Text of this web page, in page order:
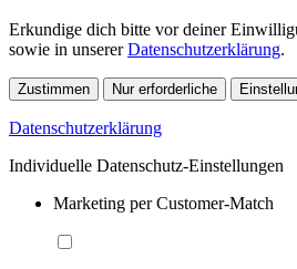
Erkundige dich bitte vor deiner
sowie in unsererDatenschutzerklärung.
Zustimmen Nur erforderliche
Datenschutzerklärung
Individuelle Datenschutz-Einstellungen
Marketing per Customer-Match